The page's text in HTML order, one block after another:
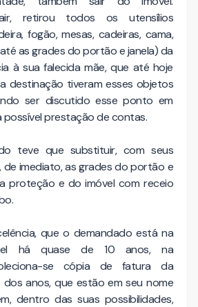
retirou todos os utensílios
fogão, mesas, cadeiras, cama,
as grades do portão e janela) da
à sua falecida mãe, que até hoje
destinação tiveram esses objetos
ser discutido esse ponto em
possível prestação de contas.
teve que substituir, com seus
imediato, as grades do portão e
proteção e do imóvel com receio
que o demandado está na
há quase de 10 anos, na
se cópia de fatura da
dos anos, que estão em seu nome
dentro das suas possibilidades,